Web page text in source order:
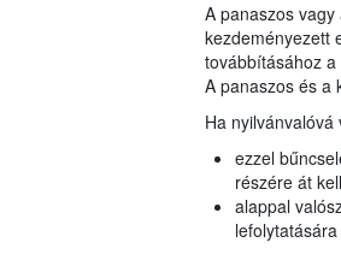
A panaszos
kezdeményezett
továbbításához
A panaszos és a
Ha
ezzel
részére át
alappal